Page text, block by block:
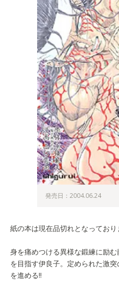
発売日：2004.06.24
紙の本は現在品切れとなっており
身を痛めつける異様な鍛練に励
を目指す伊良子。定められた激
を進める!!